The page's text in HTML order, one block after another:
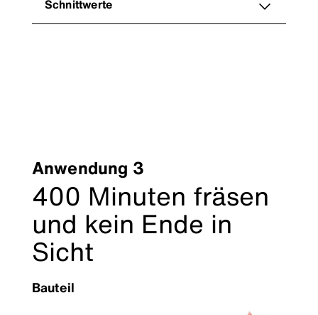
Schnittwerte
Anwendung 3
400 Minuten fräsen
und kein Ende in
Sicht
Bauteil